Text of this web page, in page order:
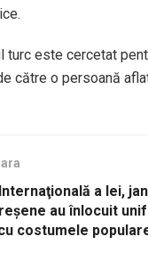
turc este cercetat
către o persoană
a Iei,
au înlocuit
costumele